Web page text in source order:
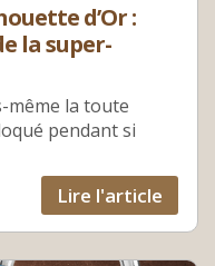
d’Or :
la super-
même la toute
pendant si
Lire l'article